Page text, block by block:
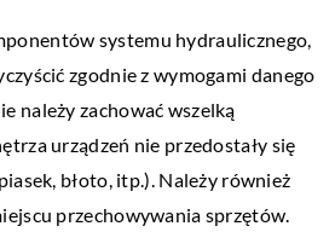
systemu hydraulicznego,
zgodnie z wymogami danego
należy zachować wszelką
urządzeń nie przedostały się
błoto, itp.). Należy również
przechowywania sprzętów.